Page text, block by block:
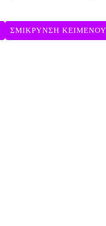
ΣΜΙΚΡΥΝΣΗ ΚΕΙΜΕΝΟΥ